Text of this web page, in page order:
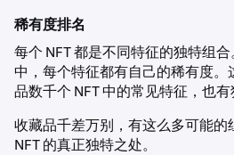
稀有度排名
每个 NFT 都是不同特征的独特组
中，每个特征都有自己的稀有度
品数千个 NFT 中的常见特征，也有
收藏品千差万别，有这么多可能
NFT 的真正独特之处。